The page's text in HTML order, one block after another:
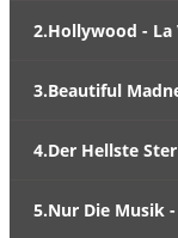
2.Hollywood - La
3.Beautiful
4.Der Hellste
5.Nur Die Musik